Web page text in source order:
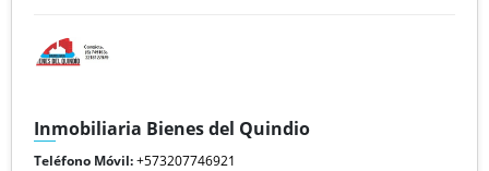
Inmobiliaria Bienes del Quindio
Teléfono Móvil:+573207746921